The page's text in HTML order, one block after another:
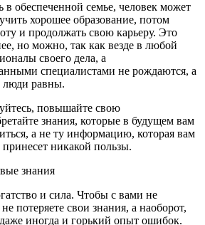
обеспеченной семье, человек может
хорошее образование, потом
и продолжать свою карьеру. Это
но можно, так как везде в любой
своего дела, а
специалистами не рождаются, а
люди равны.
повышайте свою
знания, которые в будущем вам
а не ту информацию, которая вам
никакой пользы.
знания
и сила. Чтобы с вами не
потеряете свои знания, а наоборот,
иногда и горький опыт ошибок.